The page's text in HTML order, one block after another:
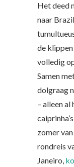
Het deed
naar
de
volledig
Samen
dolgraag
– alleen al
zomer
rondreis
Janeiro,